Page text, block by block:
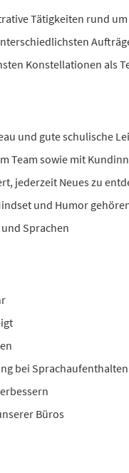
Tätigkeiten rund
Konstellationen als
und gute schulische
Team sowie mit
jederzeit Neues zu
und Humor
Sprachen
bei
Büros